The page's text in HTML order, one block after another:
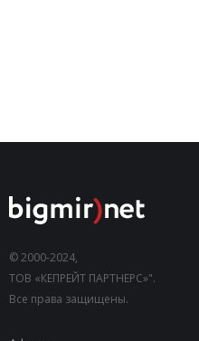
© 2000-2024,
ТОВ «КЕПРЕЙТ ПАРТНЕРС»".
Все права защищены.